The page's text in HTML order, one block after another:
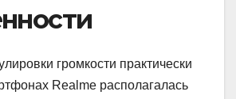
громкости практически
Realme располагалась